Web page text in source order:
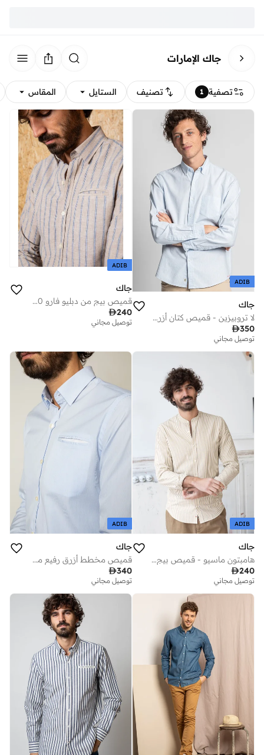
جاك الإمارات
تصفية 1 تصنيف الستايل المقاس
ADIB
جاك
لا تروبيزين - قميص كتان أزرق فاتح
350
توصيل مجاني
ADIB
جاك
قميص بيج من دبليو فارو 100% قطن
240
توصيل مجاني
ADIB
جاك
هامبتون ماسيو - قميص بيج وأبيض
240
توصيل مجاني
ADIB
جاك
قميص مخطط أزرق رفيع من القطن العضوي المعتمد
340
توصيل مجاني